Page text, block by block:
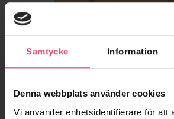
Samtycke Information
Denna webbplats använder cookies
Vi använder enhetsidentifierare för att